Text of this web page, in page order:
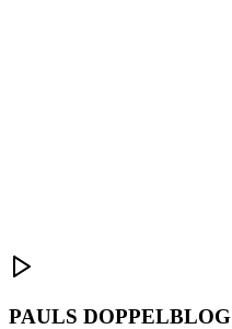
PAULS DOPPELBLOG